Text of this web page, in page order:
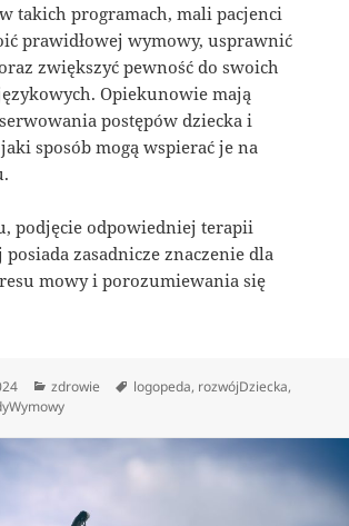
takich programach, mali pacjenci
prawidłowej wymowy, usprawnić
zwiększyć pewność do swoich
Opiekunowie mają
postępów dziecka i
sposób mogą wspierać je na
podjęcie odpowiedniej terapii
posiada zasadnicze znaczenie dla
mowy i porozumiewania się
Kategorie
zdrowie Tagi
logopeda, rozwójDziecka,